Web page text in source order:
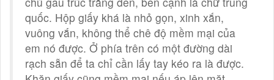
quốc. Hộp giấy khá là nhỏ gọn, xinh xắn,
vuông vắn, không thể chê độ mềm mại của
em nó được. Ở phía trên có một đường dài
rạch sẵn để ta chỉ cần lấy tay kéo ra là được.